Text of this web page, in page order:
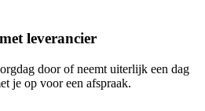
leverancier
door of neemt uiterlijk een dag
je op voor een afspraak.